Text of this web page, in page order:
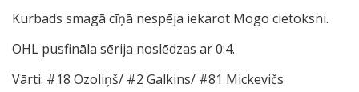
Kurbads smagā cīņā nespēja iekarot Mogo cietoksni.
OHL pusfināla sērija noslēdzas ar 0:4.
Vārti: #18 Ozoliņš/ #2 Galkins/ #81 Mickevičs